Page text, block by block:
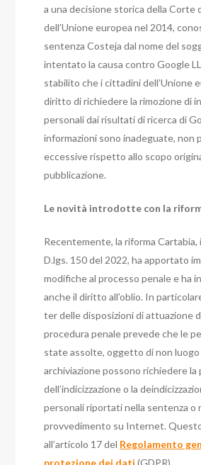
a una decisione storica della Corte
dell’Unione europea nel 2014,
sentenza Costeja dal nome del
intentato la causa contro Google
stabilito che i cittadini dell’Unione
diritto di richiedere la rimozione di
personali dai risultati di ricerca di
informazioni sono inadeguate, non
eccessive rispetto allo scopo
pubblicazione.
Le novità introdotte con la
Recentemente, la riforma
D.lgs. 150 del 2022, ha apportato
modifiche al processo penale e ha
anche il diritto all’oblio. In
ter delle disposizioni di attuazione
procedura penale prevede che le
state assolte, oggetto di non luogo
archiviazione possono richiedere la
dell’indicizzazione o la
personali riportati nella sentenza o
provvedimento su Internet.
all’articolo 17 del Regolamento
protezione dei dati(GDPR).